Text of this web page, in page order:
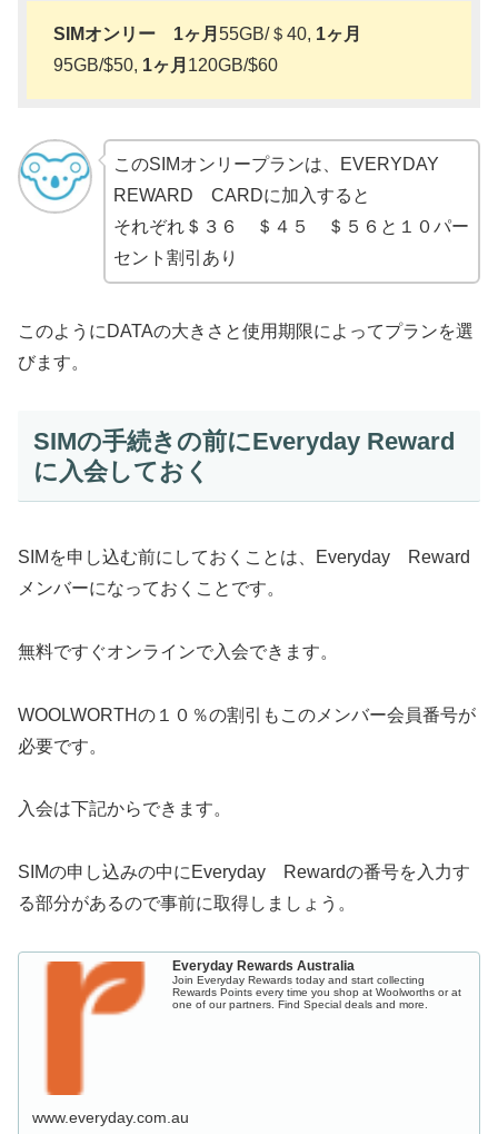
SIMオンリー 1ヶ月 55GB/＄40, 1ヶ月
95GB/$50, 1ヶ月 120GB/$60
このSIMオンリープランは、EVERYDAY
REWARD CARDに加入すると
それぞれ＄３６ ＄４５ ＄５６と１０パー
セント割引あり
このようにDATAの大きさと使用期限によってプランを選
びます。
SIMの手続きの前にEveryday Reward
に入会しておく
SIMを申し込む前にしておくことは、Everyday Reward
メンバーになっておくことです。
無料ですぐオンラインで入会できます。
WOOLWORTHの１０％の割引もこのメンバー会員番号が
必要です。
入会は下記からできます。
SIMの申し込みの中にEveryday Rewardの番号を入力す
る部分があるので事前に取得しましょう。
Everyday Rewards Australia
Join Everyday Rewards today and start collecting
Rewards Points every time you shop at Woolworths or at
one of our partners. Find Special deals and more.
www.everyday.com.au